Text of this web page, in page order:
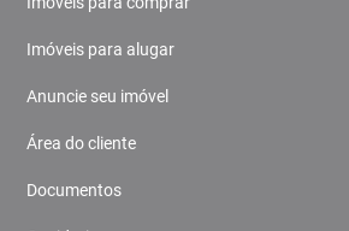
Imóveis para alugar
Anuncie seu imóvel
Área do cliente
Documentos